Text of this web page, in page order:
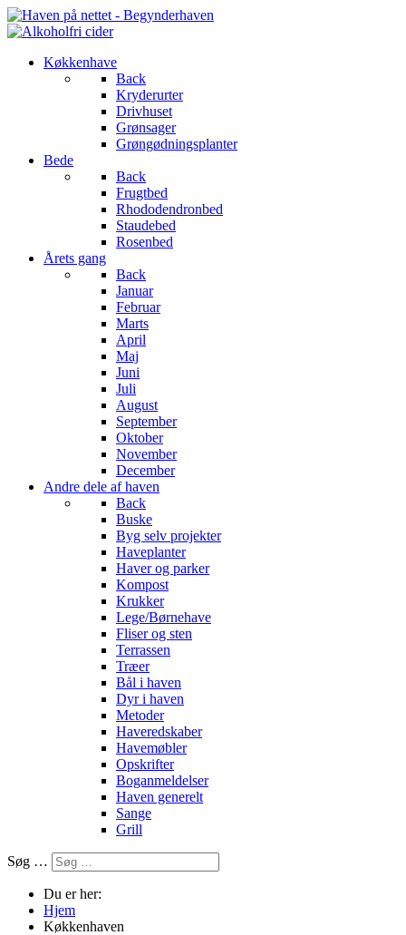
Køkkenhave
Back
Kryderurter
Drivhuset
Grønsager
Grøngødningsplanter
Bede
Back
Frugtbed
Rhododendronbed
Staudebed
Rosenbed
Årets gang
Back
Januar
Februar
Marts
April
Maj
Juni
Juli
August
September
Oktober
November
December
Andre dele af haven
Back
Buske
Byg selv projekter
Haveplanter
Haver og parker
Kompost
Krukker
Lege/Børnehave
Fliser og sten
Terrassen
Træer
Bål i haven
Dyr i haven
Metoder
Haveredskaber
Havemøbler
Opskrifter
Boganmeldelser
Haven generelt
Sange
Grill
Søg …
Du er her:
Hjem
Køkkenhaven